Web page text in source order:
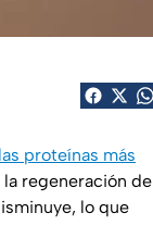
proteínas más
regeneración de
lo que